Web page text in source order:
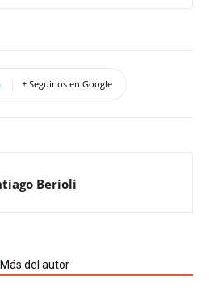
+ Seguinos en Google
Berioli
Más del autor